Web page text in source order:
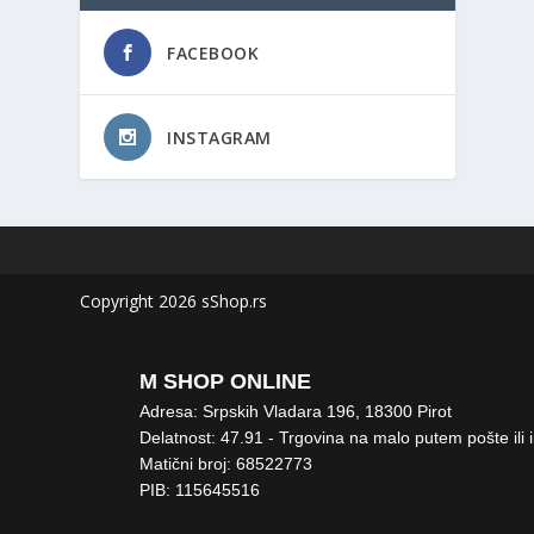
FACEBOOK
INSTAGRAM
Copyright 2026 sShop.rs
M SHOP ONLINE
Adresa: Srpskih Vladara 196, 18300 Pirot
Delatnost: 47.91 - Trgovina na malo putem pošte ili
Matični broj: 68522773
PIB: 115645516